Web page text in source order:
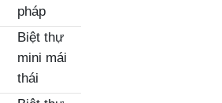
pháp
Biệt thự
mini mái
thái